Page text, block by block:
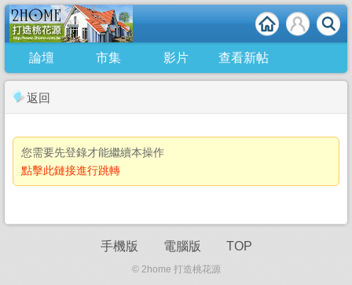
論壇 市集 影片 查看新帖
返回
您需要先登錄才能繼續本操作
點擊此鏈接進行跳轉
手機版 電腦版 TOP
© 2home 打造桃花源